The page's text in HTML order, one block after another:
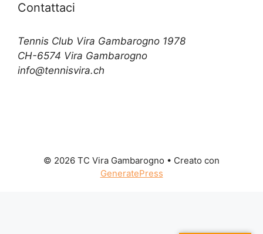
Contattaci
Tennis Club Vira Gambarogno 1978
CH-6574 Vira Gambarogno
info@tennisvira.ch
© 2026 TC Vira Gambarogno • Creato con
GeneratePress